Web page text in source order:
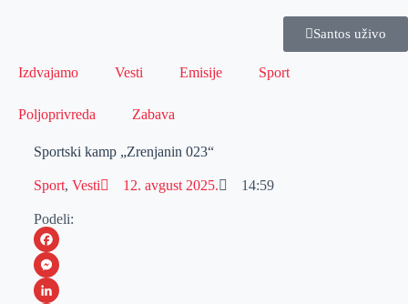
Santos uživo
Izdvajamo Vesti Emisije Sport
Poljoprivreda Zabava
Sportski kamp „Zrenjanin 023“
Sport, Vesti 12. avgust 2025. 14:59
Podeli:
F
aM